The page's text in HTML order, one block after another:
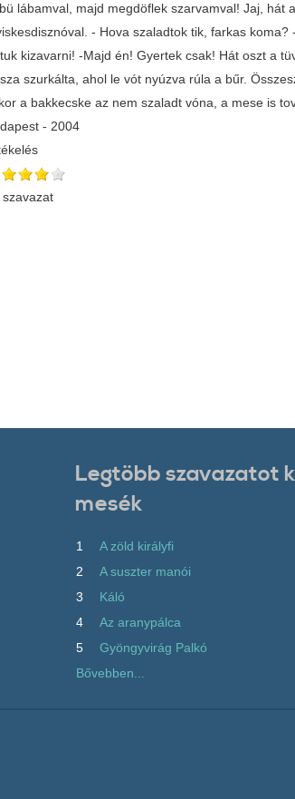
lábamval, majd megdöflek szarvamval! Jaj, hát
- Hova szaladtok tik, farkas
kizavarni! -Majd én! Gyertek csak! Hát oszt a
szurkálta, ahol le vót nyúzva rúla a bűr.
a bakkecske az nem szaladt vóna, a mese is
- 2004
szavazat
Legtöbb szavazatot
mesék
1
A zöld királyfi
2
A suszter manói
3
Káló
4
Az aranypálca
5
Gyöngyvirág Palkó
Bővebben...